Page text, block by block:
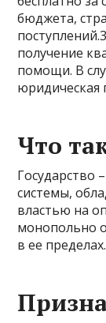
бюджета,
получение
помощи. В
юридическая
Что
Государство
системы,
властью на
монопольно
в ее пределах.